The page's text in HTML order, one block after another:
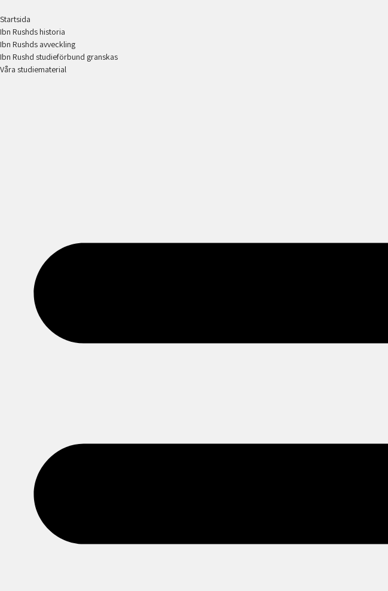
Startsida
Ibn Rushds historia
Ibn Rushds avveckling
Ibn Rushd studieförbund granskas​
Våra studiematerial